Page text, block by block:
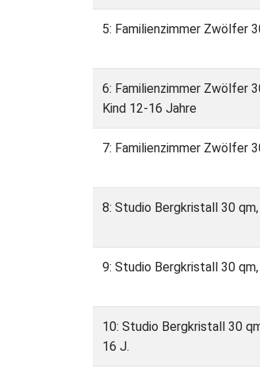
5: Familienzimmer Zwölfer
6: Familienzimmer Zwölfer
Kind 12-16 Jahre
7: Familienzimmer Zwölfer
8: Studio Bergkristall 30
9: Studio Bergkristall 30
10: Studio Bergkristall 30
16 J.